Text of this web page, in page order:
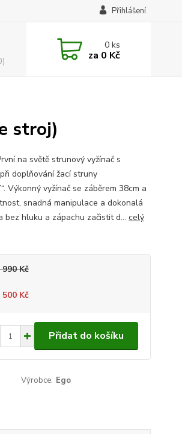
Přihlášení
0ks
za 0 Kč
stroj)
na světě strunový vyžínač s
doplňování žací struny
Výkonný vyžínač se záběrem 38cm a
snadná manipulace a dokonalá
bez hluku a zápachu začistit d... celý
990 Kč
500 Kč
Přidat do košíku
Výrobce: Ego